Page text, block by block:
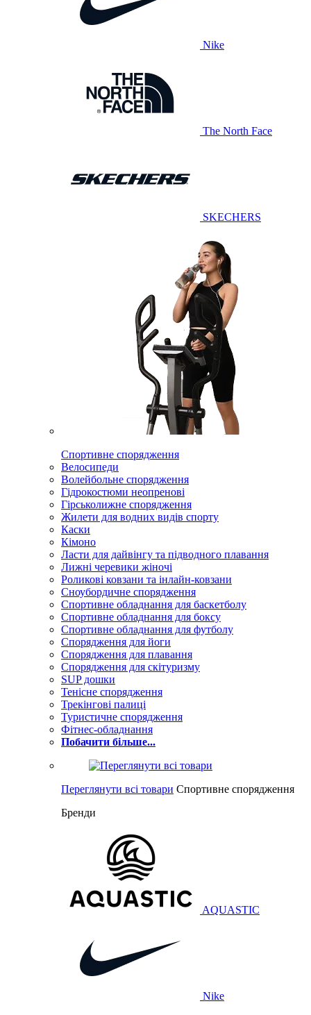
Nike
The North Face
SKECHERS
Спортивне спорядження
Велосипеди
Волейбольне спорядження
Гідрокостюми неопренові
Гірськолижне спорядження
Жилети для водних видів спорту
Каски
Кімоно
Ласти для дайвінгу та підводного плавання
Лижні черевики жіночі
Роликові ковзани та інлайн-ковзани
Сноубордичне спорядження
Спортивне обладнання для баскетболу
Спортивне обладнання для боксу
Спортивне обладнання для футболу
Спорядження для йоги
Спорядження для плавання
Спорядження для скітуризму
SUP дошки
Тенісне спорядження
Трекінгові палиці
Туристичне спорядження
Фітнес-обладнання
Побачити більше...
Переглянути всі товари Спортивне спорядження
Бренди
AQUASTIC
Nike